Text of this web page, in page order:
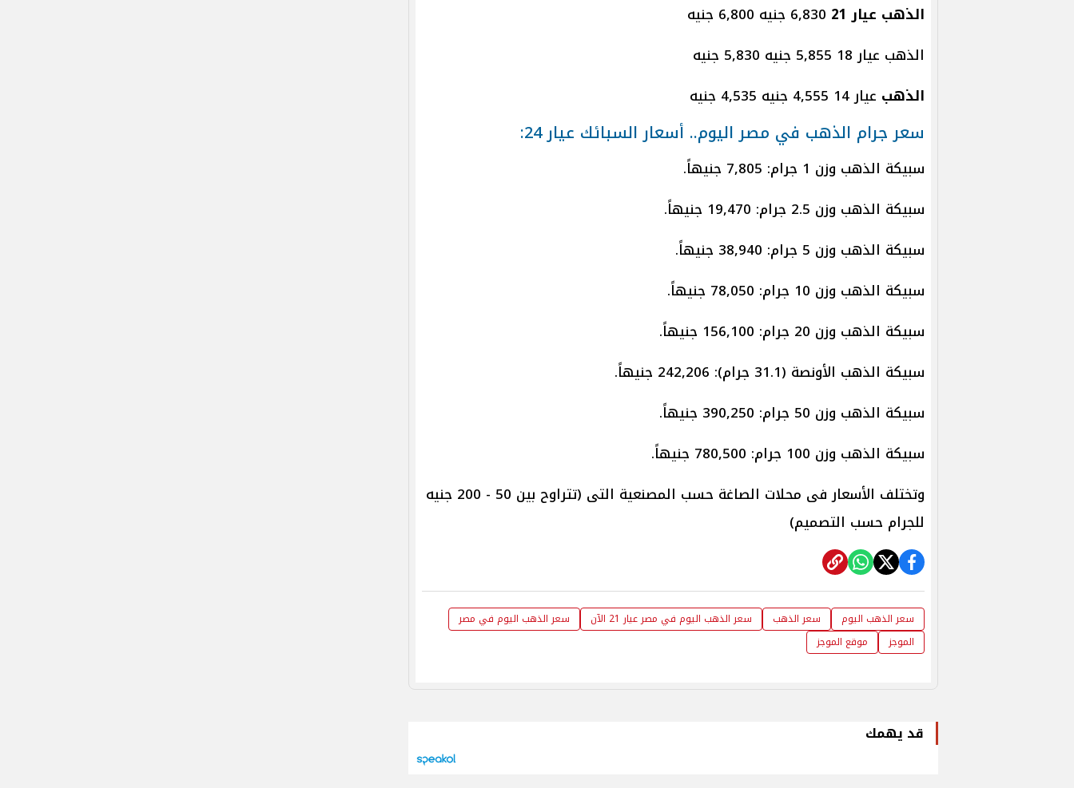
الذهب عيار 21
الذهب عيار 18 5,855 جنيه 5,830 جنيه
الذهب عيار 14 4,555 جنيه 4,535 جنيه
سعر جرام الذهب في مصر اليوم.. أسعار السبائك عيار 24:
سبيكة الذهب وزن 1 جرام: 7,805 جنيهاً.
سبيكة الذهب وزن 2.5 جرام: 19,470 جنيهاً.
سبيكة الذهب وزن 5 جرام: 38,940 جنيهاً.
سبيكة الذهب وزن 10 جرام: 78,050 جنيهاً.
سبيكة الذهب وزن 20 جرام: 156,100 جنيهاً.
سبيكة الذهب الأونصة (31.1 جرام): 242,206 جنيهاً.
سبيكة الذهب وزن 50 جرام: 390,250 جنيهاً.
سبيكة الذهب وزن 100 جرام: 780,500 جنيهاً.
وتختلف الأسعار فى محلات الصاغة حسب المصنعية التى (تتراوح بين 50 - 200 جنيه
للجرام حسب التصميم)
سعر الذهب اليوم سعر الذهب سعر الذهب اليوم في مصر عيار 21 الآن
سعر الذهب اليوم في مصر
الموجز
موقع الموجز
قد يهمك